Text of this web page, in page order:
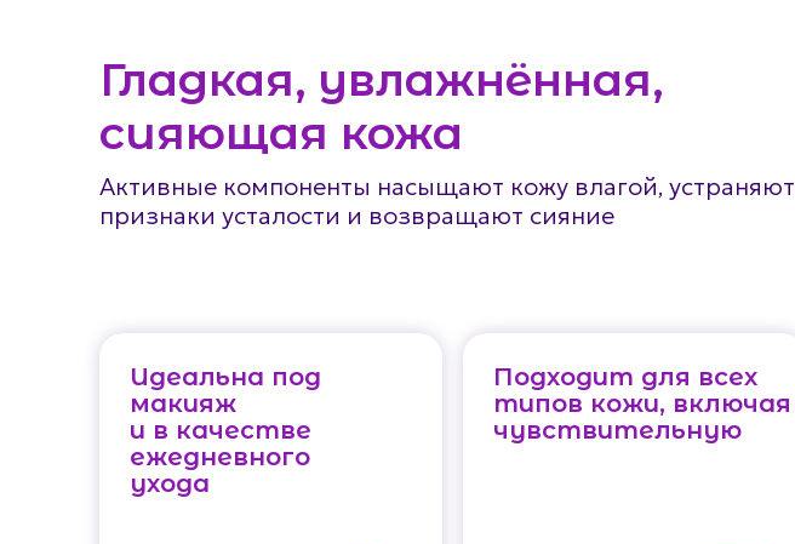
Идеальна под
макияж
и в качестве
ежедневного
ухода
Подходит для всех
типов кожи, включая
чувствительную
Активные компоненты насыщают кожу влагой, устраняют
признаки усталости и возвращают сияние
Гладкая, увлажнённая,
сияющая кожа